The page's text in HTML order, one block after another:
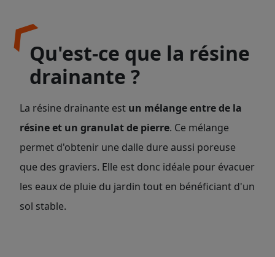
Qu'est-ce que la résine
drainante ?
La résine drainante est un mélange entre de la
résine et un granulat de pierre. Ce mélange
permet d'obtenir une dalle dure aussi poreuse
que des graviers. Elle est donc idéale pour évacuer
les eaux de pluie du jardin tout en bénéficiant d'un
sol stable.